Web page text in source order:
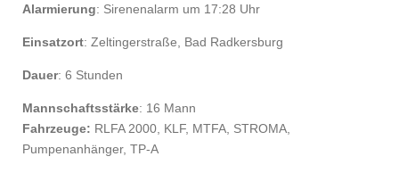
Alarmierung: Sirenenalarm um 17:28 Uhr
Einsatzort: Zeltingerstraße, Bad Radkersburg
Dauer: 6 Stunden
Mannschaftsstärke: 16 Mann
Fahrzeuge: RLFA 2000, KLF, MTFA, STROMA,
Pumpenanhänger, TP-A